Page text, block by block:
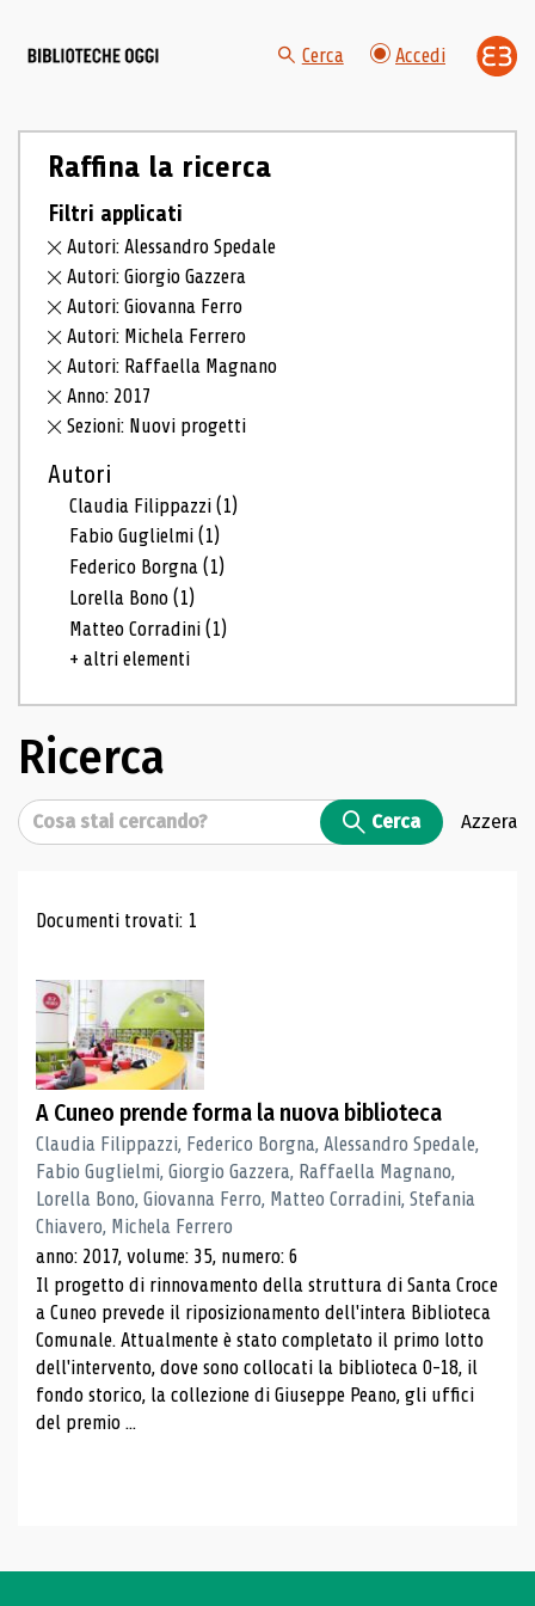
Cerca Accedi
Raffina la ricerca
Filtri applicati
Autori: Alessandro Spedale
Autori: Giorgio Gazzera
Autori: Giovanna Ferro
Autori: Michela Ferrero
Autori: Raffaella Magnano
Anno: 2017
Sezioni: Nuovi progetti
Autori
Claudia Filippazzi(1)
Fabio Guglielmi(1)
Federico Borgna(1)
Lorella Bono(1)
Matteo Corradini(1)
+ altri elementi
Ricerca
Cerca Cerca Azzera
Risultati di ricerca
Documenti trovati: 1
A Cuneo prende forma la nuova biblioteca
Claudia Filippazzi, Federico Borgna, Alessandro Spedale,
Fabio Guglielmi, Giorgio Gazzera, Raffaella Magnano,
Lorella Bono, Giovanna Ferro, Matteo Corradini, Stefania
Chiavero, Michela Ferrero
anno: 2017, volume: 35, numero: 6
Il progetto di rinnovamento della struttura di Santa Croce
a Cuneo prevede il riposizionamento dell'intera Biblioteca
Comunale. Attualmente è stato completato il primo lotto
dell'intervento, dove sono collocati la biblioteca 0-18, il
fondo storico, la collezione di Giuseppe Peano, gli uffici
del premio ...